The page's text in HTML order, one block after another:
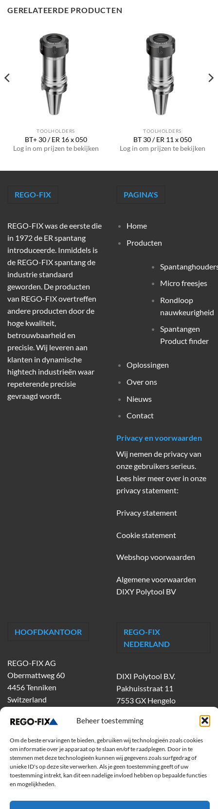
Beheer toestemming
Om de beste ervaringen te bieden, gebruiken wij technologieën zoals cookies
om informatie over je apparaat op te slaan en/of te raadplegen. Door in te
stemmen met deze technologieën kunnen wij gegevens zoals surfgedrag of
unieke ID's op deze site verwerken. Als je geen toestemming geeft of uw
toestemming intrekt, kan dit een nadelige invloed hebben op bepaalde functies
en mogelijkheden.
GERELATEERDE PRODUCTEN
TOOLHOLDERS
BT+ 30 / ER 16 x 050
Log in om prijzen te bekijken
TOOLHOLDERS
BT 30 / ER 11 x 050
Log in om prijzen te bekijken
REGO-FIX
REGO-FIX was de eerste die
in 1972 de ER spantang
introduceerde. Inmiddels is
de REGO-FIX spantang de
industrie standaard
geworden. De producten
van REGO-FIX overtreffen
andere producten door de
hoge kwaliteit,
betrouwbaarheid en
precisie. Wij leveren aan
klanten in dynamische
hightech industrieën waar
repeterende precisie
gevraagd wordt.
PAGINA'S
Home
Producten
Micro freesjes
Rondloop
nauwkeurigheid
Spantangen
Product finder
Oplossingen
Over ons
Nieuws
Contact
Privacy en voorwaarden
Wij nemen de privacy van
onze gebruikers serieus.
Lees hier meer over in onze
privacy statement:
Privacy statement
Cookie statement
Webshop voorwaarden
Algemene voorwaarden
DIXY Polytool BV
HOOFDKANTOOR
REGO-FIX AG
Obermattweg 60
4456 Tenniken
Switzerland
REGO-FIX
NEDERLAND
DIXI Polytool B.V.
Pakhuisstraat 11
7553 GX Hengelo
dixiholland@dixi.com
www.dixipolytool.com
Volg ons op Youtube
Volg ons op Linkedin